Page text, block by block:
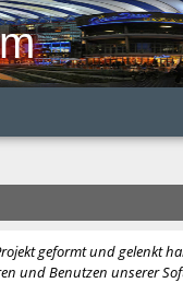
geformt und gelenkt
und Benutzen unserer